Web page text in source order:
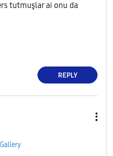
tutmuşlar ai onu da
REPLY